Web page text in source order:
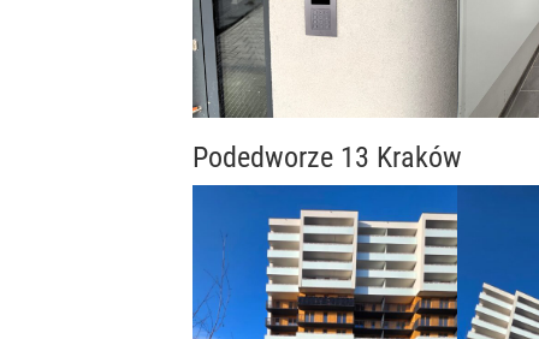
Podedworze 13 Kraków